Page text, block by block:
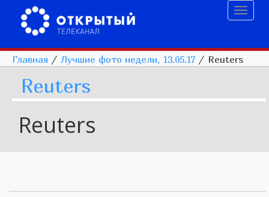
Главная / Лучшие фото недели, 13.05.17/ Reuters
Reuters
Reuters